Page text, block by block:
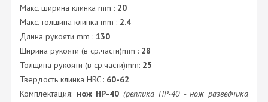
Макс. ширина клинка mm : 20
Макс. толщина клинка mm : 2.4
Длина рукояти mm : 130
Ширина рукояти (в ср.части)mm : 28
Толщина рукояти (в ср.части)mm: 25
Твердость клинка HRC : 60-62
Комплектация: нож НР-40 (реплика НР-40 - нож разведчика